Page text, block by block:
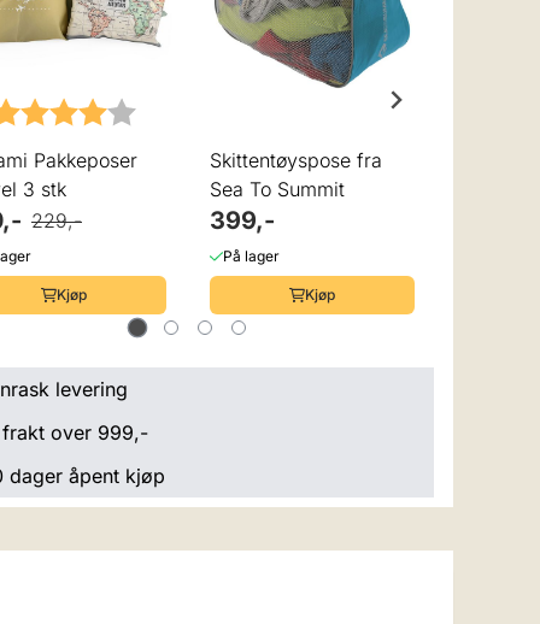
Pakkeposer
3 stk
229,-
Kjøp
Skittentøyspose fra
Sea To Summit
399,-
På lager
Kjøp
levering
frakt over 999,-
dager åpent kjøp